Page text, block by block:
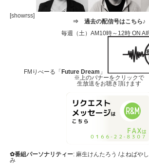
[showrss]
⇒ 過去の配信号はこちら♪
毎週（土）AM10時～12時 ON
FMりべーる「 Future Dream 」
※上のバナーをクリックで
生放送をお聴き頂けます
✿番組パーソナリティー: 麻生けんたろう /よねばや
み